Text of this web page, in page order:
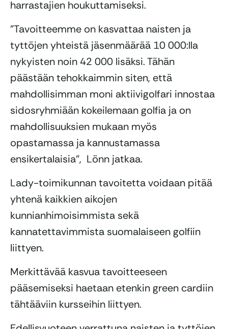
harrastajien houkuttamiseksi.
”Tavoitteemme on kasvattaa naisten ja
tyttöjen yhteistä jäsenmäärää 10 000:lla
nykyisten noin 42 000 lisäksi. Tähän
päästään tehokkaimmin siten, että
mahdollisimman moni aktiivigolfari innostaa
sidosryhmiään kokeilemaan golfia ja on
mahdollisuuksien mukaan myös
opastamassa ja kannustamassa
ensikertalaisia”, Lönn jatkaa.
Lady-toimikunnan tavoitetta voidaan pitää
yhtenä kaikkien aikojen
kunnianhimoisimmista sekä
kannatettavimmista suomalaiseen golfiin
liittyen.
Merkittävää kasvua tavoitteeseen
pääsemiseksi haetaan etenkin green cardiin
tähtääviin kursseihin liittyen.